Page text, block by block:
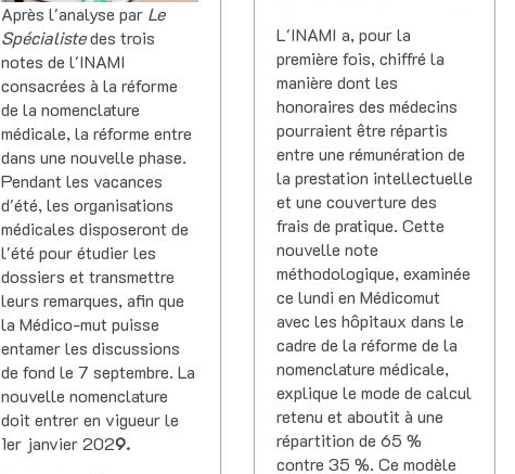
Après l'analyse par Le
Spécialistedes trois
notes de l'INAMI
consacrées à la réforme
de la nomenclature
médicale, la réforme entre
dans une nouvelle phase.
Pendant les vacances
d'été, les organisations
médicales disposeront de
l'été pour étudier les
dossiers et transmettre
leurs remarques, afin que
la Médico-mut puisse
entamer les discussions
de fond le 7 septembre. La
nouvelle nomenclature
doit entrer en vigueur le
1er janvier 2029.
L'INAMI a, pour la
première fois, chiffré la
manière dont les
honoraires des médecins
pourraient être répartis
entre une rémunération de
la prestation intellectuelle
et une couverture des
frais de pratique. Cette
nouvelle note
méthodologique, examinée
ce lundi en Médicomut
avec les hôpitaux dans le
cadre de la réforme de la
nomenclature médicale,
explique le mode de calcul
retenu et aboutit à une
répartition de 65 %
contre 35 %. Ce modèle